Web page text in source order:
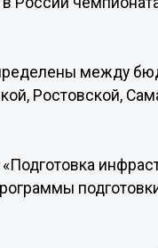
между
Ростовской,